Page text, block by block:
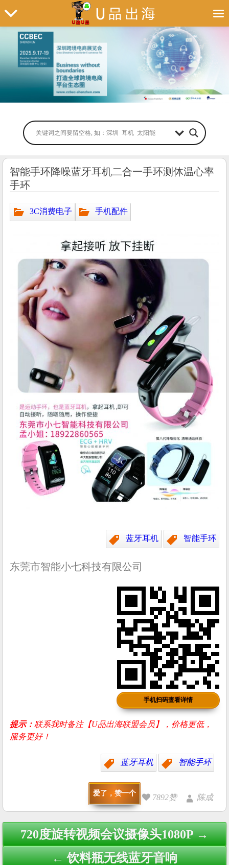
智能手环降噪蓝牙耳机二合一手环测体温心率
手环
3C消费电子 手机配件
蓝牙耳机 智能手环
东莞市智能小七科技有限公司
手机扫码查看详情
提示：联系我时备注【U品出海联盟会员】，价格更低，
服务更好！
蓝牙耳机 智能手环
爱了，赞一个 7892赞 陈成
Post
navigation
720度旋转视频会议摄像头1080P →
← 饮料瓶无线蓝牙音响